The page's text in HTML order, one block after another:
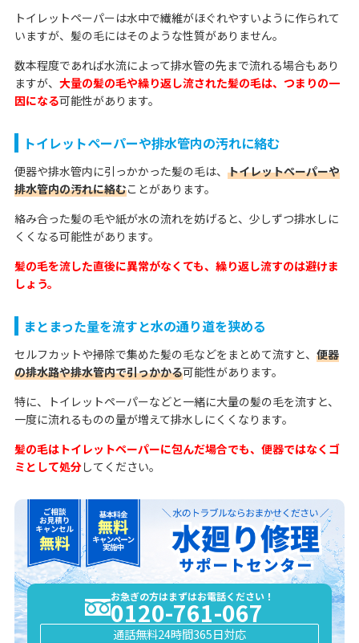
トイレットペーパーは水中で繊維がほぐれやすいように作られて
いますが、髪の毛にはそのような性質がありません。
数本程度であれば水流によって排水管の先まで流れる場合もあり
ますが、 大量の髪の毛や繰り返し流された髪の毛は、つまりの一
因になる可能性があります。
トイレットペーパーや排水管内の汚れに絡む
便器や排水管内に引っかかった髪の毛は、 トイレットペーパーや
排水管内の汚れに絡むことがあります。
絡み合った髪の毛や紙が水の流れを妨げると、少しずつ排水しに
くくなる可能性があります。
髪の毛を流した直後に異常がなくても、繰り返し流すのは避けま
しょう。
まとまった量を流すと水の通り道を狭める
セルフカットや掃除で集めた髪の毛などをまとめて流すと、 便器
の排水路や排水管内で引っかかる可能性があります。
特に、トイレットペーパーなどと一緒に大量の髪の毛を流すと、
一度に流れるものの量が増えて排水しにくくなります。
髪の毛はトイレットペーパーに包んだ場合でも、便器ではなくゴ
ミとして処分してください。
お急ぎの方はまずはお電話ください！
0120-761-067
通話無料24時間365日対応